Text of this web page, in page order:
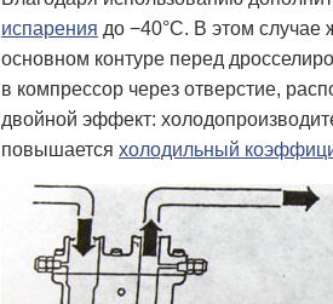
испарения до −40°С. В этом случае
основном контуре перед
в компрессор через отверстие,
двойной эффект:
повышается холодильный